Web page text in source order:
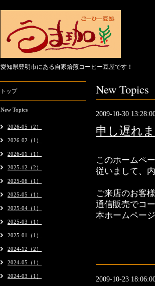
愛知県豊明市にある自家焙煎コーヒー豆屋です！
New Topics
2009-10-30
申し遅れ
このホームペ
従いまして、
ご来店のお客
通信販売でコ
本ホームペー
2009-10-23
トップ
New Topics
2026-05（2）
2026-02（1）
2026-01（1）
2025-12（2）
2025-06（1）
2025-05（1）
2025-04（1）
2025-03（1）
2025-01（1）
2024-12（2）
2024-05（1）
2024-03（1）